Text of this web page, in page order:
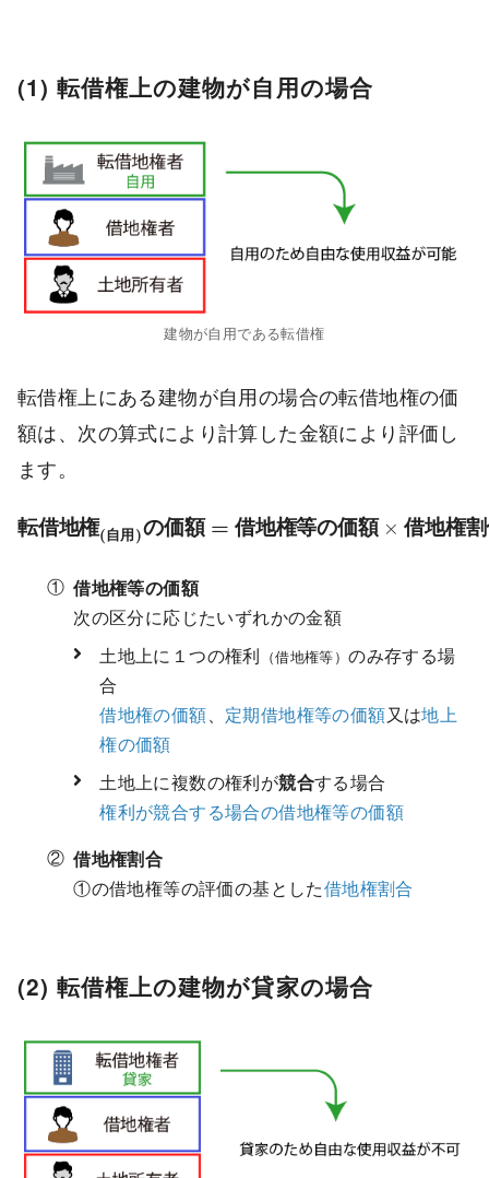
(1) 転借権上の建物が自用の場合
建物が自用である転借権
転借権上にある建物が自用の場合の転借地権の価
額は、次の算式により計算した金額により評価し
ます。
転借地権(自用 )の価額 = 借地権等の価額 × 借地権割
転借地権 用)の価額 =借地権等の価額 借地権割
借地権等の価額
次の区分に応じたいずれかの金額
土地上に１つの権利 （借地権等）のみ存する場
合
借地権の価額
定期借地権等の価額又は地上
権の価額
土地上に複数の権利が競合する場合
権利が競合する場合の借地権等の価額
借地権割合
①の借地権等の評価の基とした借地権割合
(2) 転借権上の建物が貸家の場合